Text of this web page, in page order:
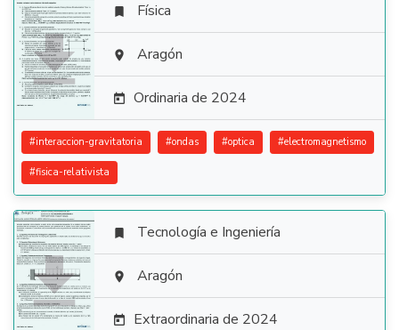

 Física
 Aragón
 Ordinaria de 2024
#interaccion-gravitatoria #ondas #optica #electromagnetismo
#fisica-relativista

 Tecnología e Ingeniería
 Aragón
 Extraordinaria de 2024